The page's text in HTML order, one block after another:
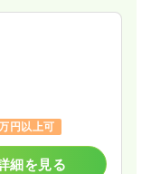
円以上可
細を見る